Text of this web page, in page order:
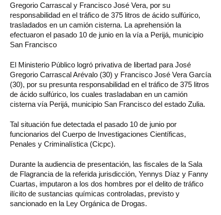
Gregorio Carrascal y Francisco José Vera, por su
responsabilidad en el tráfico de 375 litros de ácido sulfúrico,
trasladados en un camión cisterna. La aprehensión la
efectuaron el pasado 10 de junio en la vía a Perijá, municipio
San Francisco
El Ministerio Público logró privativa de libertad para José
Gregorio Carrascal Arévalo (30) y Francisco José Vera García
(30), por su presunta responsabilidad en el tráfico de 375 litros
de ácido sulfúrico, los cuales trasladaban en un camión
cisterna vía Perijá, municipio San Francisco del estado Zulia.
Tal situación fue detectada el pasado 10 de junio por
funcionarios del Cuerpo de Investigaciones Científicas,
Penales y Criminalística (Cicpc).
Durante la audiencia de presentación, las fiscales de la Sala
de Flagrancia de la referida jurisdicción, Yennys Díaz y Fanny
Cuartas, imputaron a los dos hombres por el delito de tráfico
ilícito de sustancias químicas controladas, previsto y
sancionado en la Ley Orgánica de Drogas.